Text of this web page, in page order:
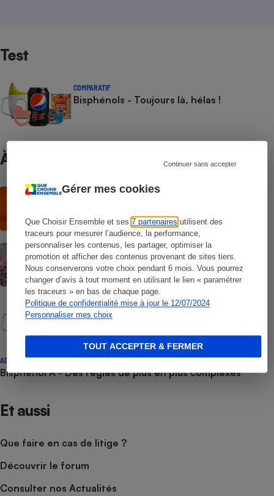
Gérer mes cookies
Que Choisir Ensemble et ses7 partenaires utilisent des
traceurs pour mesurer l’audience, la performance,
personnaliser les contenus, les partager, optimiser la
promotion et afficher des contenus provenant de sites tiers.
Nous conserverons votre choix pendant 6 mois. Vous pourrez
changer d’avis à tout moment en utilisant le lien « paramétrer
les traceurs » en bas de chaque page.
Politique de confidentialité mise à jour le 12/07/2024
Personnaliser mes choix
Continuer sans accepter
TOUT ACCEPTER & FERMER
Test
COMPARATIF
Bisphénols - Toujours là, hélas !
À ne pas manquer
ACTUALITÉ
interdit en Europe
ACTUALITÉ
Pollution plastique - De plus en plus
catastrophique
COMPARATIF
Bisphénols - Toujours là, hélas !
ACTUALITÉ
Bisphénol A - Des règles de plus en plus complexes
Et aussi
Que faire en cas de litige ?
Découvrir le forum
Consulter nos Actualités